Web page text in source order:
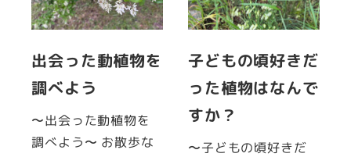
出会った動植物を
調べよう
〜出会った動植物を
調べよう〜 お散歩な
子どもの頃好きだ
った植物はなんで
すか？
〜子どもの頃好きだ